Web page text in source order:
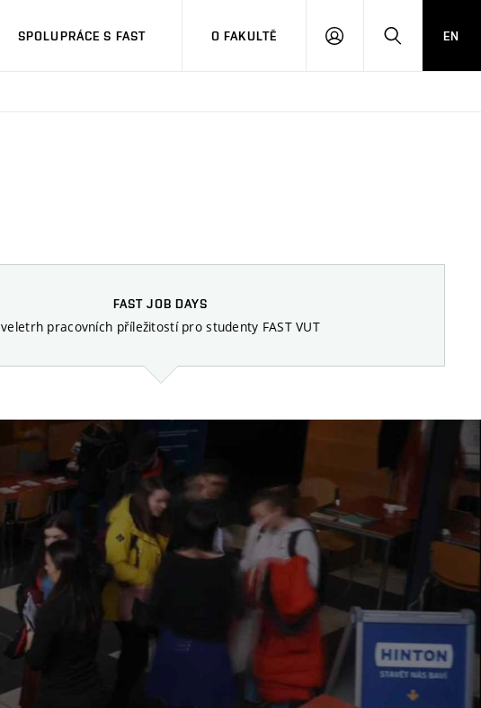
SPOLUPRÁCE S FAST O FAKULTĚ
PŘIHLÁSITHLEDAT
EN
FAST JOB DAYS
veletrh pracovních příležitostí pro studenty FAST VUT